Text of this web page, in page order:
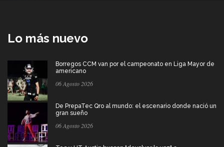
Lo más nuevo
Borregos CCM van por el campeonato en Liga Mayor de
americano
06 Agosto 2026
De PrepaTec Qro al mundo: el escenario donde nació un
gran sueño
06 Agosto 2026